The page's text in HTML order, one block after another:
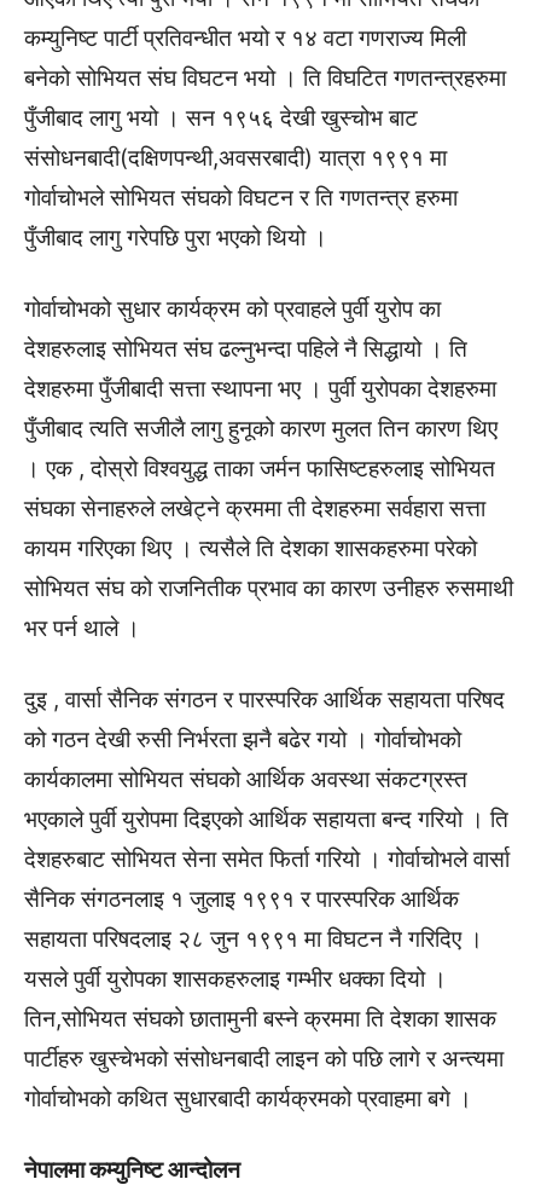
कम्युनिष्ट पार्टी प्रतिवन्धीत भयो र १४ वटा गणराज्य मिली
बनेको सोभियत संघ विघटन भयो । ति विघटित गणतन्त्रहरुमा
पुँजीबाद लागु भयो । सन १९५६ देखी खुस्चोभ बाट
संसोधनबादी(दक्षिणपन्थी,अवसरबादी) यात्रा १९९१ मा
गोर्वाचोभले सोभियत संघको विघटन र ति गणतन्त्र हरुमा
पुँजीबाद लागु गरेपछि पुरा भएको थियो ।
गोर्वाचोभको सुधार कार्यक्रम को प्रवाहले पुर्वी युरोप का
देशहरुलाइ सोभियत संघ ढल्नुभन्दा पहिले नै सिद्धायो । ति
देशहरुमा पुँजीबादी सत्ता स्थापना भए । पुर्वी युरोपका देशहरुमा
पुँजीबाद त्यति सजीलै लागु हुनूको कारण मुलत तिन कारण थिए
। एक , दोस्रो विश्वयुद्ध ताका जर्मन फासिष्टहरुलाइ सोभियत
संघका सेनाहरुले लखेट्ने क्रममा ती देशहरुमा सर्वहारा सत्ता
कायम गरिएका थिए । त्यसैले ति देशका शासकहरुमा परेको
सोभियत संघ को राजनितीक प्रभाव का कारण उनीहरु रुसमाथी
भर पर्न थाले ।
दुइ , वार्सा सैनिक संगठन र पारस्परिक आर्थिक सहायता परिषद
को गठन देखी रुसी निर्भरता झनै बढेर गयो । गोर्वाचोभको
कार्यकालमा सोभियत संघको आर्थिक अवस्था संकटग्रस्त
भएकाले पुर्वी युरोपमा दिइएको आर्थिक सहायता बन्द गरियो । ति
देशहरुबाट सोभियत सेना समेत फिर्ता गरियो । गोर्वाचोभले वार्सा
सैनिक संगठनलाइ १ जुलाइ १९९१ र पारस्परिक आर्थिक
सहायता परिषदलाइ २८ जुन १९९१ मा विघटन नै गरिदिए ।
यसले पुर्वी युरोपका शासकहरुलाइ गम्भीर धक्का दियो ।
तिन,सोभियत संघको छातामुनी बस्ने क्रममा ति देशका शासक
पार्टीहरु खुस्चेभको संसोधनबादी लाइन को पछि लागे र अन्त्यमा
गोर्वाचोभको कथित सुधारबादी कार्यक्रमको प्रवाहमा बगे ।
नेपालमा कम्युनिष्ट आन्दोलन